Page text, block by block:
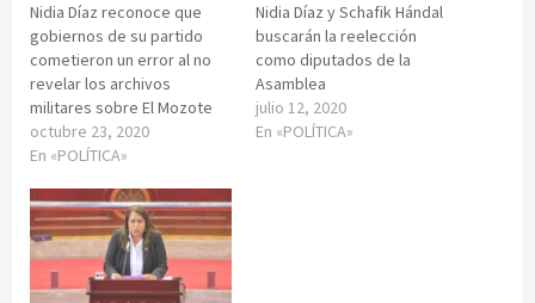
Nidia Díaz reconoce que
gobiernos de su partido
cometieron un error al no
revelar los archivos
militares sobre El Mozote
octubre 23, 2020
En «POLÍTICA»
Nidia Díaz y Schafik Hándal
buscarán la reelección
como diputados de la
Asamblea
julio 12, 2020
En «POLÍTICA»